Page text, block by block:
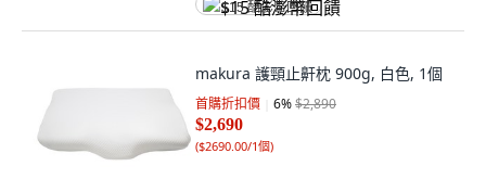
$15 酷澎幣回饋
makura 護頸止鼾枕 900g, 白色, 1個
首購折扣價 6%$2,890
$2,690
($2690.00/1個)